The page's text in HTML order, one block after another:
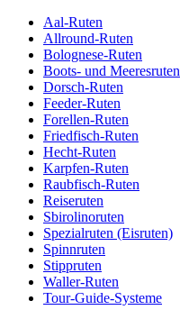
Aal-Ruten
Allround-Ruten
Bolognese-Ruten
Boots- und Meeresruten
Dorsch-Ruten
Feeder-Ruten
Forellen-Ruten
Friedfisch-Ruten
Hecht-Ruten
Karpfen-Ruten
Raubfisch-Ruten
Reiseruten
Sbirolinoruten
Spezialruten (Eisruten)
Spinnruten
Stippruten
Waller-Ruten
Tour-Guide-Systeme